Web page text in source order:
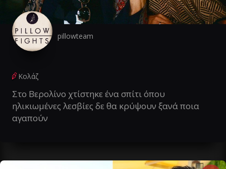
pillowteam
Κολάζ
Στο Βερολίνο χτίστηκε ένα σπίτι όπου
ηλικιωμένες λεσβίες δε θα κρύψουν ξανά ποια
αγαπούν